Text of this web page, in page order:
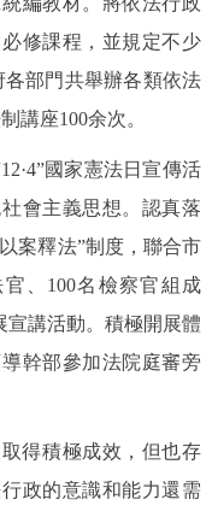
修課程，並規定不少
各部門共舉辦各類依法
講座100余次。
國家憲法日宣傳活
會主義思想。認真落
案釋法”制度，聯合市
、100名檢察官組成
宣講活動。積極開展體
幹部參加法院庭審旁
得積極成效，但也存
政的意識和能力還需